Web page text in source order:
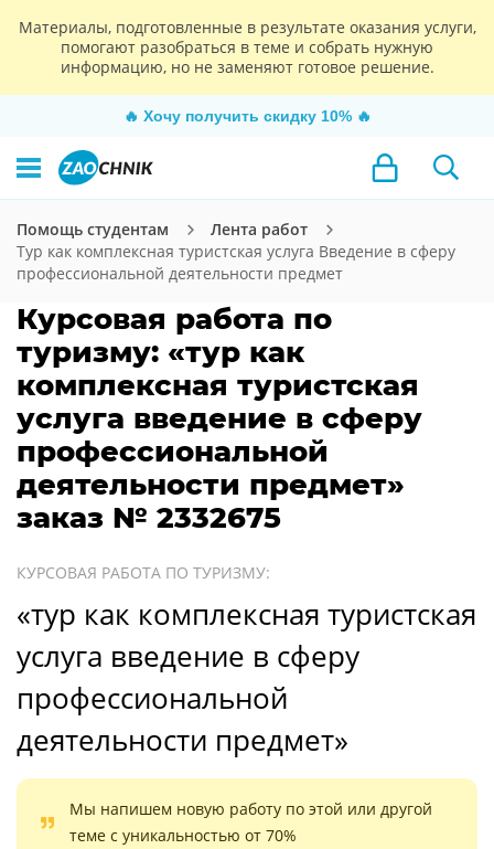
Материалы, подготовленные в результате оказания услуги,
помогают разобраться в теме и собрать нужную
информацию, но не заменяют готовое решение.
🔥 Хочу получить скидку 10% 🔥
Помощь студентам
Лента работ
Тур как комплексная туристская услуга Введение в сферу
профессиональной деятельности предмет
Курсовая работа по
туризму: «тур как
комплексная туристская
услуга введение в сферу
профессиональной
деятельности предмет»
заказ № 2332675
КУРСОВАЯ РАБОТА ПО ТУРИЗМУ:
«тур как комплексная туристская
услуга введение в сферу
профессиональной
деятельности предмет»
Мы напишем новую работу по этой или другой
теме с уникальностью от 70%